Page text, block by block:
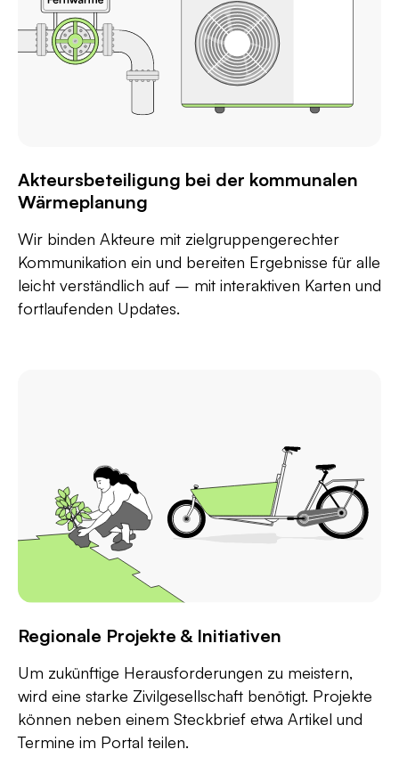
Akteursbeteiligung bei der kommunalen
Wärmeplanung
Wir binden Akteure mit zielgruppengerechter
Kommunikation ein und bereiten Ergebnisse für alle
leicht verständlich auf – mit interaktiven Karten und
fortlaufenden Updates.
Regionale Projekte & Initiativen
Um zukünftige Herausforderungen zu meistern,
wird eine starke Zivilgesellschaft benötigt. Projekte
können neben einem Steckbrief etwa Artikel und
Termine im Portal teilen.